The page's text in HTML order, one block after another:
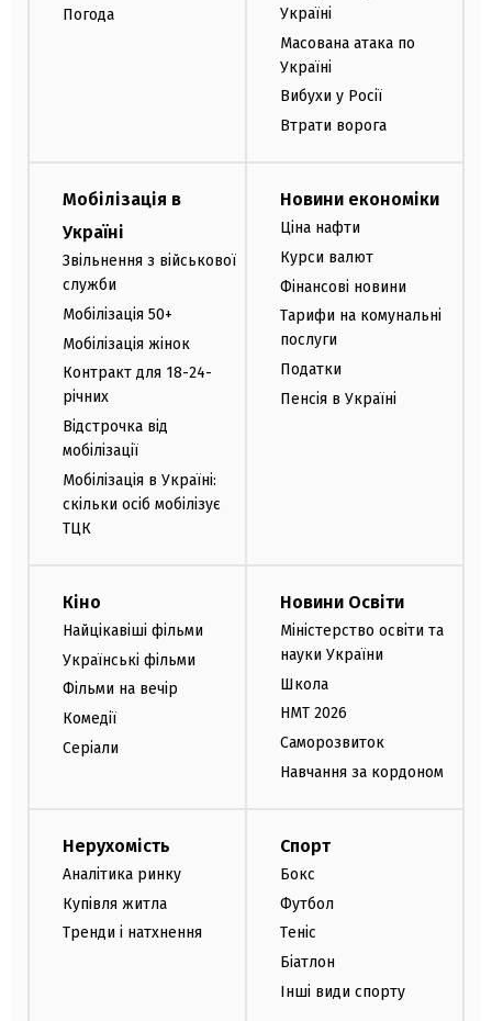
Погода
Україні
Масована атака по
Україні
Вибухи у Росії
Втрати ворога
Мобілізація в
Україні
Звільнення з військової
служби
Мобілізація 50+
Мобілізація жінок
Контракт для 18-24-
річних
Відстрочка від
мобілізації
Мобілізація в Україні:
скільки осіб мобілізує
ТЦК
Новини економіки
Ціна нафти
Курси валют
Фінансові новини
Тарифи на комунальні
послуги
Податки
Пенсія в Україні
Кіно
Найцікавіші фільми
Українські фільми
Фільми на вечір
Комедії
Серіали
Новини Освіти
Міністерство освіти та
науки України
Школа
НМТ 2026
Саморозвиток
Навчання за кордоном
Нерухомість
Аналітика ринку
Купівля житла
Тренди і натхнення
Спорт
Бокс
Футбол
Теніс
Біатлон
Інші види спорту